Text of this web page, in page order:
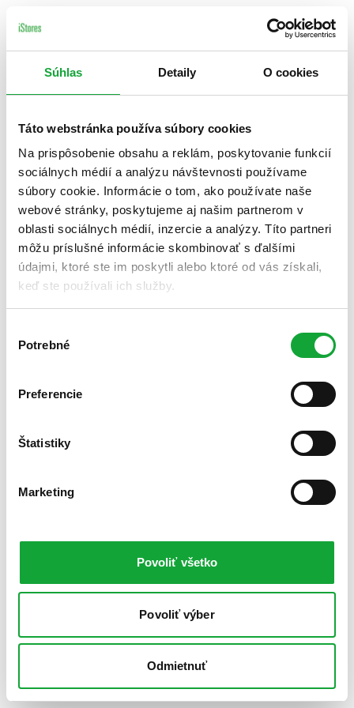
Súhlas Detaily O cookies
Táto webstránka používa súbory cookies
Na prispôsobenie obsahu a reklám, poskytovanie funkcií
sociálnych médií a analýzu návštevnosti používame
súbory cookie. Informácie o tom, ako používate naše
webové stránky, poskytujeme aj našim partnerom v
oblasti sociálnych médií, inzercie a analýzy. Títo partneri
môžu príslušné informácie skombinovať s ďalšími
údajmi, ktoré ste im poskytli alebo ktoré od vás získali,
keď ste používali ich služby.
súhlasu
Potrebné
Preferencie
Štatistiky
Marketing
Povoliť všetko
Povoliť výber
Odmietnuť